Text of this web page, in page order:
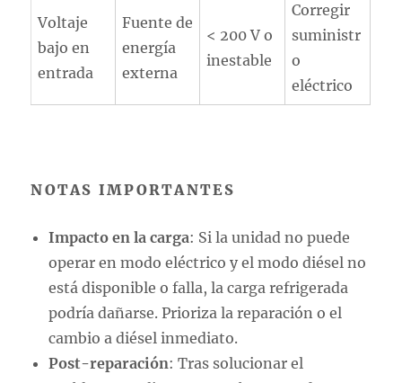
Voltaje
bajo en
entrada
Fuente de
energía
externa
< 200 V o
inestable
Corregir
suministr
o
eléctrico
NOTAS IMPORTANTES
Impacto en la carga: Si la unidad no puede
operar en modo eléctrico y el modo diésel no
está disponible o falla, la carga refrigerada
podría dañarse. Prioriza la reparación o el
cambio a diésel inmediato.
Post-reparación: Tras solucionar el